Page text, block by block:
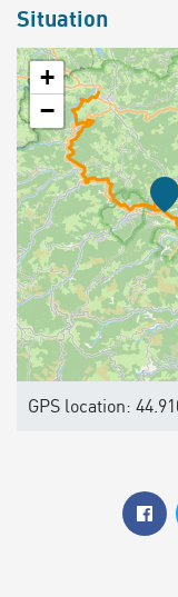
Situation
+
−
GPS location: